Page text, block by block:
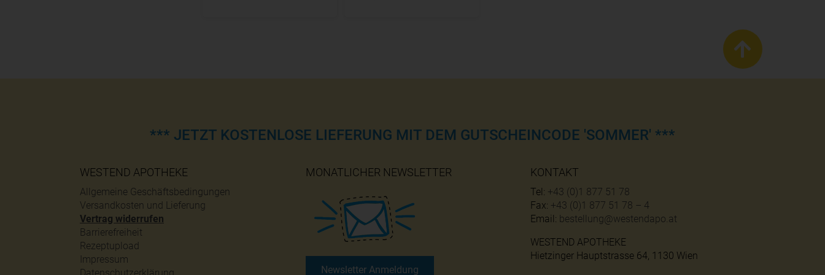
*** JETZT KOSTENLOSE LIEFERUNG MIT DEM GUTSCHEINCODE 'SOMMER' ***
WESTEND APOTHEKE
Allgemeine Geschäftsbedingungen
Versandkosten und Lieferung
Vertrag widerrufen
Barrierefreiheit
Rezeptupload
Impressum
MONATLICHER NEWSLETTER
Newsletter Anmeldung
KONTAKT
Tel: +43 (0)1 877 51 78
Fax: +43 (0)1 877 51 78 – 4
Email: bestellung@westendapo.at
WESTEND APOTHEKE
Hietzinger Hauptstrasse 64, 1130 Wien